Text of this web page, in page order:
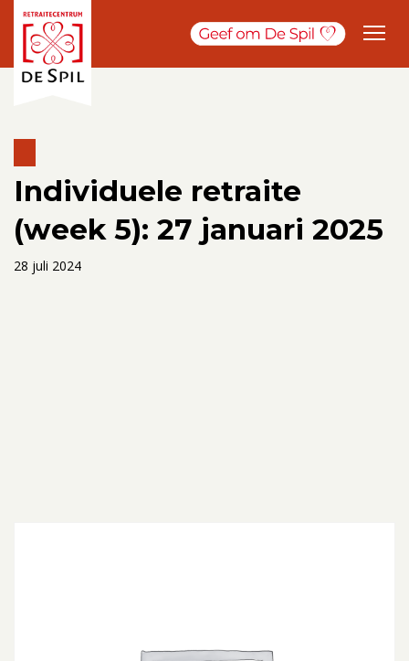
Individuele retraite
(week 5): 27 januari 2025
28 juli 2024